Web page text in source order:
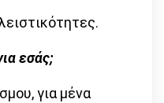
εσάς;
για μένα